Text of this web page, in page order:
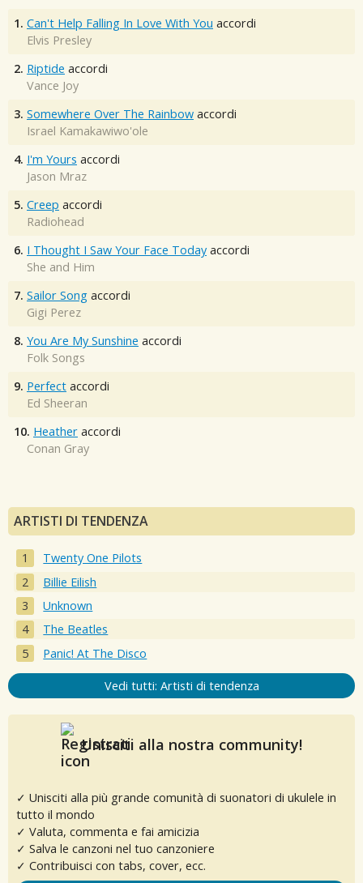
1. Can't Help Falling In Love With You accordi
Elvis Presley
2. Riptide accordi
Vance Joy
3. Somewhere Over The Rainbow accordi
Israel Kamakawiwo'ole
4. I'm Yours accordi
Jason Mraz
5. Creep accordi
Radiohead
6. I Thought I Saw Your Face Today accordi
She and Him
7. Sailor Song accordi
Gigi Perez
8. You Are My Sunshine accordi
Folk Songs
9. Perfect accordi
Ed Sheeran
10. Heather accordi
Conan Gray
ARTISTI DI TENDENZA
Twenty One Pilots
Billie Eilish
Unknown
The Beatles
Panic! At The Disco
Vedi tutti: Artisti di tendenza
Unisciti alla nostra community!
✓ Unisciti alla più grande comunità di suonatori di ukulele in
tutto il mondo
✓ Valuta, commenta e fai amicizia
✓ Salva le canzoni nel tuo canzoniere
✓ Contribuisci con tabs, cover, ecc.